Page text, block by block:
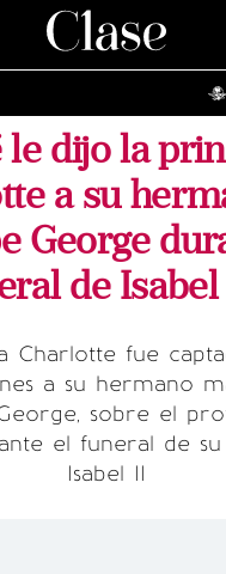
le dijo la
a su
George
de
Charlotte fue
a su hermano
sobre el
el funeral de su
Isabel II